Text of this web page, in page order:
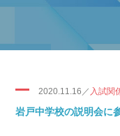
2020.11.16／ 入試関
岩戸中学校の説明会に